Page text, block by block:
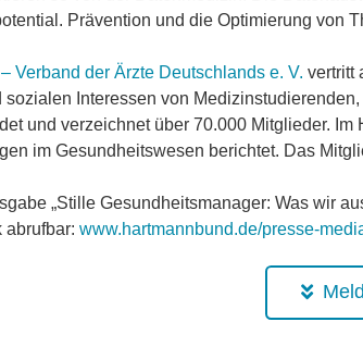
Prävention und die Optimierung von
Verband der Ärzte Deutschlands e. V. vertritt
Interessen von
und verzeichnet über 70.000 Mitglieder.
im Gesundheitswesen berichtet. Das
„Stille Gesundheitsmanager: Was wir
abrufbar:www.hartmannbund.de/presse-